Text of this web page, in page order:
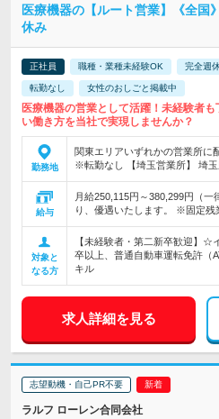
医療機器の【ルート営業】《全国
休み
正社員 職種・業種未経験OK 完全週
転勤なし 女性のおしごと掲載中
医療機器の営業として活躍！未経験者
い働き方を当社で実現しませんか？
勤務地
関東エリアいずれかの営業所
※転勤なし 【埼玉営業所】 埼玉
給与
月給250,115円～380,299円（
り、優遇いたします。 ※固定残
対象と
なる方
【未経験者・第二新卒歓迎】☆
卒以上、普通自動車運転免許（
キル
求人詳細を見る
志望動機・自己PR不要
ラルフ ローレン合同会社